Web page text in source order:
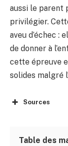
aussi le parent
privilégier.
aveu d’échec :
de donner à
cette épreuve
solides malgré
Sources
Table des